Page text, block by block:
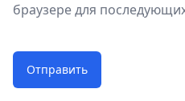
браузере для
Отправить